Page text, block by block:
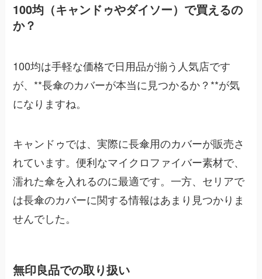
100均（キャンドゥやダイソー）で買えるの
か？
100均は手軽な価格で日用品が揃う人気店です
が、**長傘のカバーが本当に見つかるか？**が気
になりますね。
キャンドゥでは、実際に長傘用のカバーが販売さ
れています。便利なマイクロファイバー素材で、
濡れた傘を入れるのに最適です。一方、セリアで
は長傘のカバーに関する情報はあまり見つかりま
せんでした。
無印良品での取り扱い